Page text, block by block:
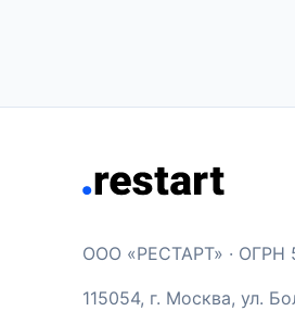
ООО «РЕСТАРТ» · ОГРН
115054, г. Москва, ул.